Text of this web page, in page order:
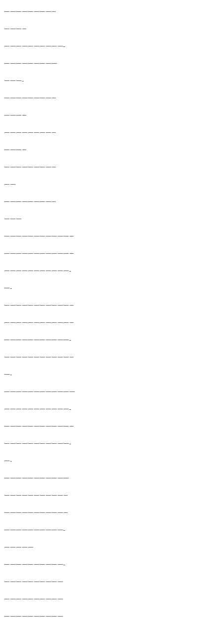
————————–
———–
——————————-
—————————
———-
————————–
———–
————————–
———–
————————–
——
————————–
———
———————————–
———————————–
———————————-
—-
———————————–
———————————–
———————————-
———————————–
—-
————————————
———————————-
———————————–
———————————-
—-
———————————
——————————–
——————————–
——————————-
—————
——————————-
——————————
——————————
——————————